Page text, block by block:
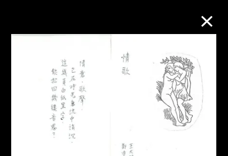
M+藏品
进一步筛选 搜索